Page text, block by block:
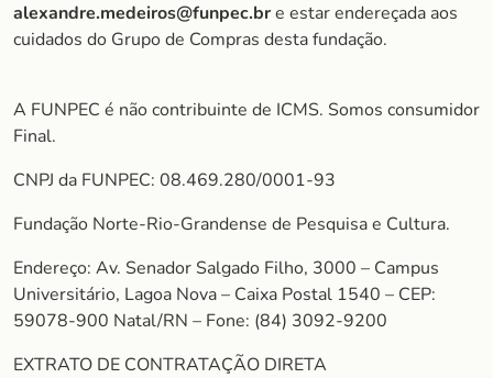
alexandre.medeiros@funpec.bre estar endereçada aos
cuidados do Grupo de Compras desta fundação.
A FUNPEC é não contribuinte de ICMS. Somos consumidor
Final.
CNPJ da FUNPEC: 08.469.280/0001-93
Fundação Norte-Rio-Grandense de Pesquisa e Cultura.
Endereço: Av. Senador Salgado Filho, 3000 – Campus
Universitário, Lagoa Nova – Caixa Postal 1540 – CEP:
59078-900 Natal/RN – Fone: (84) 3092-9200
EXTRATO DE CONTRATAÇÃO DIRETA